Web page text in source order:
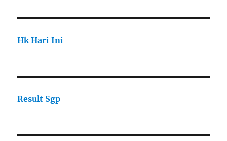
Hk Hari Ini
Result Sgp